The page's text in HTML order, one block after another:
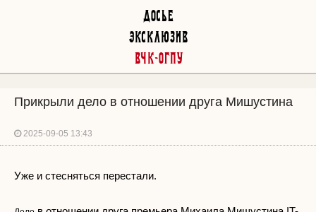
Досье
Эксклюзив
ВЧК-ОГПУ
Прикрыли дело в отношении друга Мишустина
2025-09-05 13:43
Уже и стесняться перестали.